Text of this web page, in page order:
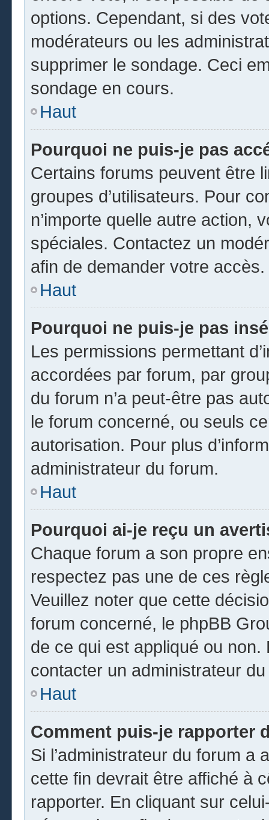
options. Cependant, si des
modérateurs ou les
supprimer le sondage. Ceci
sondage en cours.
Haut
Pourquoi ne puis-je pas
Certains forums peuvent être
groupes d’utilisateurs. Pour
n’importe quelle autre action,
spéciales. Contactez un
afin de demander votre accès.
Haut
Pourquoi ne puis-je pas
Les permissions permettant
accordées par forum, par
du forum n’a peut-être pas
le forum concerné, ou seuls
autorisation. Pour plus
administrateur du forum.
Haut
Pourquoi ai-je reçu un
Chaque forum a son propre
respectez pas une de ces
Veuillez noter que cette
forum concerné, le phpBB
de ce qui est appliqué ou non.
contacter un administrateur
Haut
Comment puis-je rapporter
Si l’administrateur du forum a
cette fin devrait être affiché à
rapporter. En cliquant sur